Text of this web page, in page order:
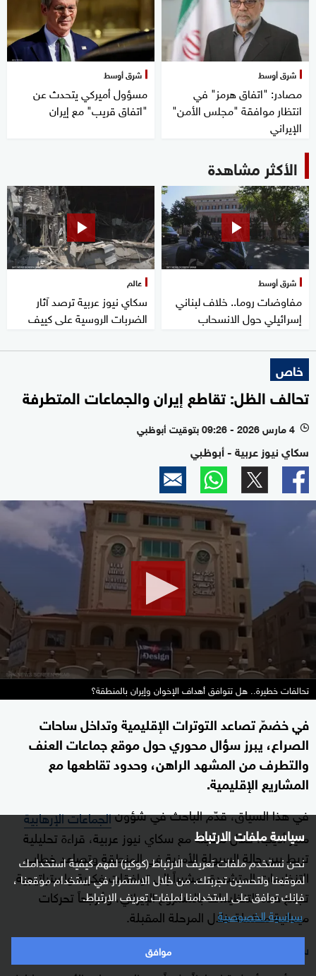
سياسة ملفات الارتباط
نحن نستخدم ملفات تعريف الارتباط (كوكيز) لفهم كيفية استخدامك
لموقعنا ولتحسين تجربتك. من خلال الاستمرار في استخدام موقعنا ،
فإنك توافق على استخدامنا لملفات تعريف الارتباط.
سياسية الخصوصية
موافق
شرق أوسط
مصادر: "اتفاق هرمز" في
انتظار موافقة "مجلس الأمن"
الإيراني
شرق أوسط
مسؤول أميركي يتحدث عن
"اتفاق قريب" مع إيران
الأكثر مشاهدة
شرق أوسط
مفاوضات روما.. خلاف لبناني
إسرائيلي حول الانسحاب
عالم
سكاي نيوز عربية ترصد آثار
الضربات الروسية على كييف
خاص
تحالف الظل: تقاطع إيران والجماعات المتطرفة
l 4 مارس 2026 - 09:26 بتوقيت أبوظبي
سكاي نيوز عربية - أبوظبي
0
9
minutes,
تحالفات خطيرة.. هل تتوافق أهداف الإخوان وإيران بالمنطقة؟
في خضمّ تصاعد التوترات الإقليمية وتداخل ساحات
الصراع، يبرز سؤال محوري حول موقع جماعات العنف
والتطرف من المشهد الراهن، وحدود تقاطعها مع
المشاريع الإقليمية.
في هذا السياق، قدّم الباحث في شؤونالجماعات الإرهابية
منير أديب، خلال مقابلة مع سكاي نيوز عربية، قراءة تحليلية
تربط بين حالة السيولة الأمنية في المنطقة وتصاعد خطاب
التنظيمات المتشددة، مشيراً إلى توافقات فكرية واستراتيجية
تجمع هذه التنظيمات بالمشروع الإيراني، ومُرجّحاً تحركات
ميدانية محتملة خلال المرحلة المقبلة.
سيولة إقليمية وخطاب منحاز